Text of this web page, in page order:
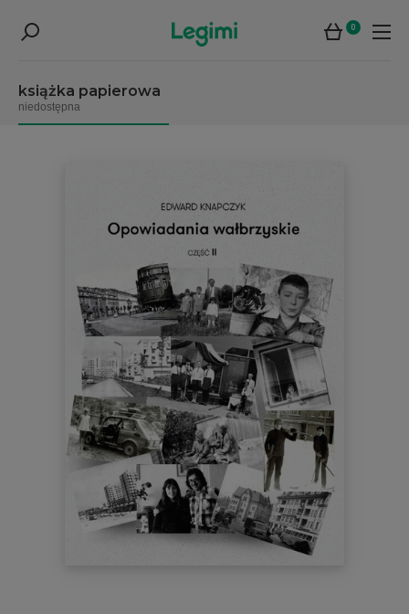
0
książka papierowa
niedostępna